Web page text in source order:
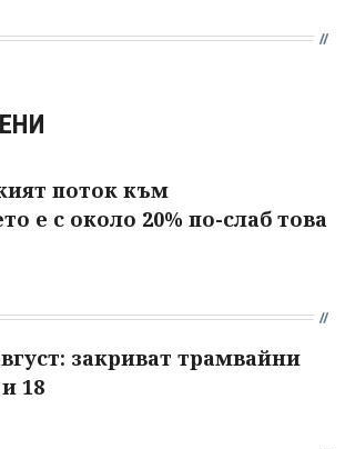
поток към
е с около 20% по-слаб това
закриват трамвайни
18